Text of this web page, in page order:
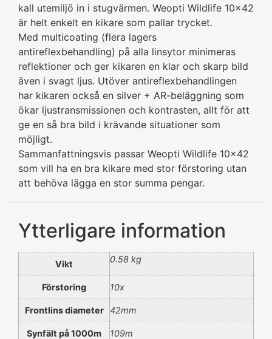
kall utemiljö in i stugvärmen. Weopti Wildlife 10×42
är helt enkelt en kikare som pallar trycket.
Med multicoating (flera lagers
antireflexbehandling) på alla linsytor minimeras
reflektioner och ger kikaren en klar och skarp bild
även i svagt ljus. Utöver antireflexbehandlingen
har kikaren också en silver + AR-beläggning som
ökar ljustransmissionen och kontrasten, allt för att
ge en så bra bild i krävande situationer som
möjligt.
Sammanfattningsvis passar Weopti Wildlife 10×42
som vill ha en bra kikare med stor förstoring utan
att behöva lägga en stor summa pengar.
Ytterligare information
Vikt 0.58 kg
Förstoring 10x
Frontlins diameter 42mm
Synfält på 1000m 109m